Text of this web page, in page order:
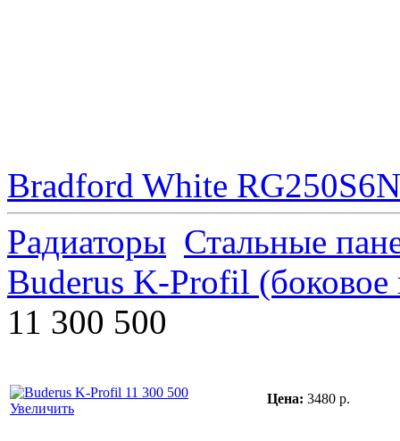
Bradford White
Радиаторы Стальные
Buderus K-Profil
11 300 500
Увеличить
Цена: 3480 р.